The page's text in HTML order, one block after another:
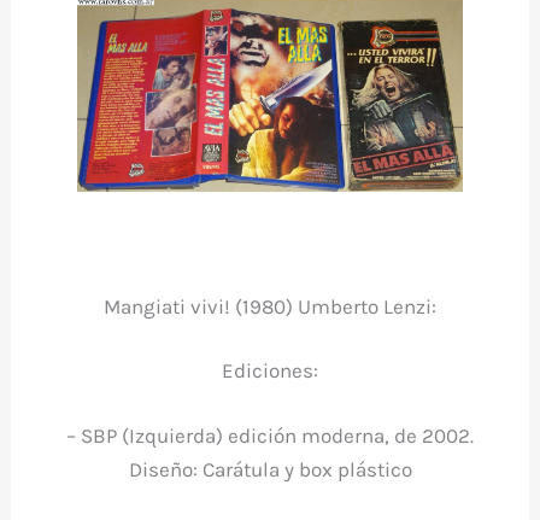
Mangiati vivi! (1980) Umberto Lenzi:
Ediciones:
– SBP (Izquierda) edición moderna, de 2002.
Diseño: Carátula y box plástico